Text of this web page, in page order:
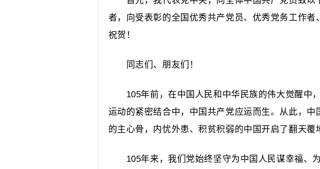
者，向受表彰的全国优秀共产党员、优秀党务工作者
祝贺！
同志们、朋友们！
105年前，在中国人民和中华民族的伟大觉醒中
运动的紧密结合中，中国共产党应运而生。从此，
的主心骨，内忧外患、积贫积弱的中国开启了翻天覆
105年来，我们党始终坚守为中国人民谋幸福、为